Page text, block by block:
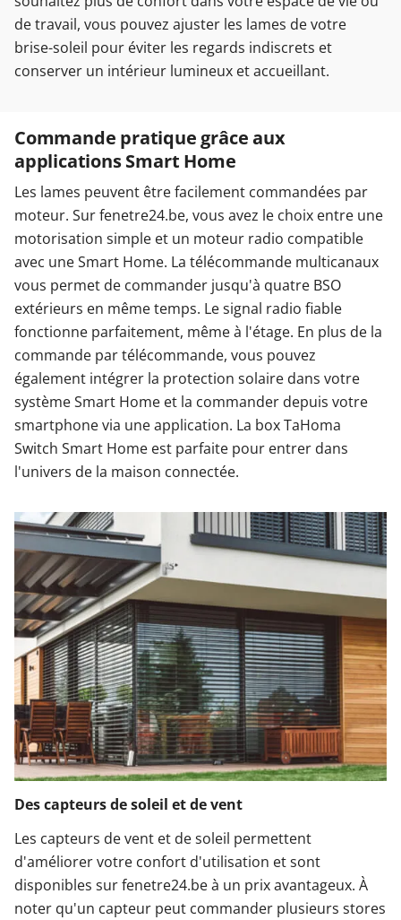
de travail, vous pouvez ajuster les lames de votre
brise-soleil pour éviter les regards indiscrets et
conserver un intérieur lumineux et accueillant.
Commande pratique grâce aux
applications Smart Home
Les lames peuvent être facilement commandées par
moteur. Sur fenetre24.be, vous avez le choix entre une
motorisation simple et un moteur radio compatible
avec une Smart Home. La télécommande multicanaux
vous permet de commander jusqu'à quatre BSO
extérieurs en même temps. Le signal radio fiable
fonctionne parfaitement, même à l'étage. En plus de la
commande par télécommande, vous pouvez
également intégrer la protection solaire dans votre
système Smart Home et la commander depuis votre
smartphone via une application. La box TaHoma
Switch Smart Home est parfaite pour entrer dans
l'univers de la maison connectée.
Des capteurs de soleil et de vent
Les capteurs de vent et de soleil permettent
d'améliorer votre confort d'utilisation et sont
disponibles sur fenetre24.be à un prix avantageux. À
noter qu'un capteur peut commander plusieurs stores